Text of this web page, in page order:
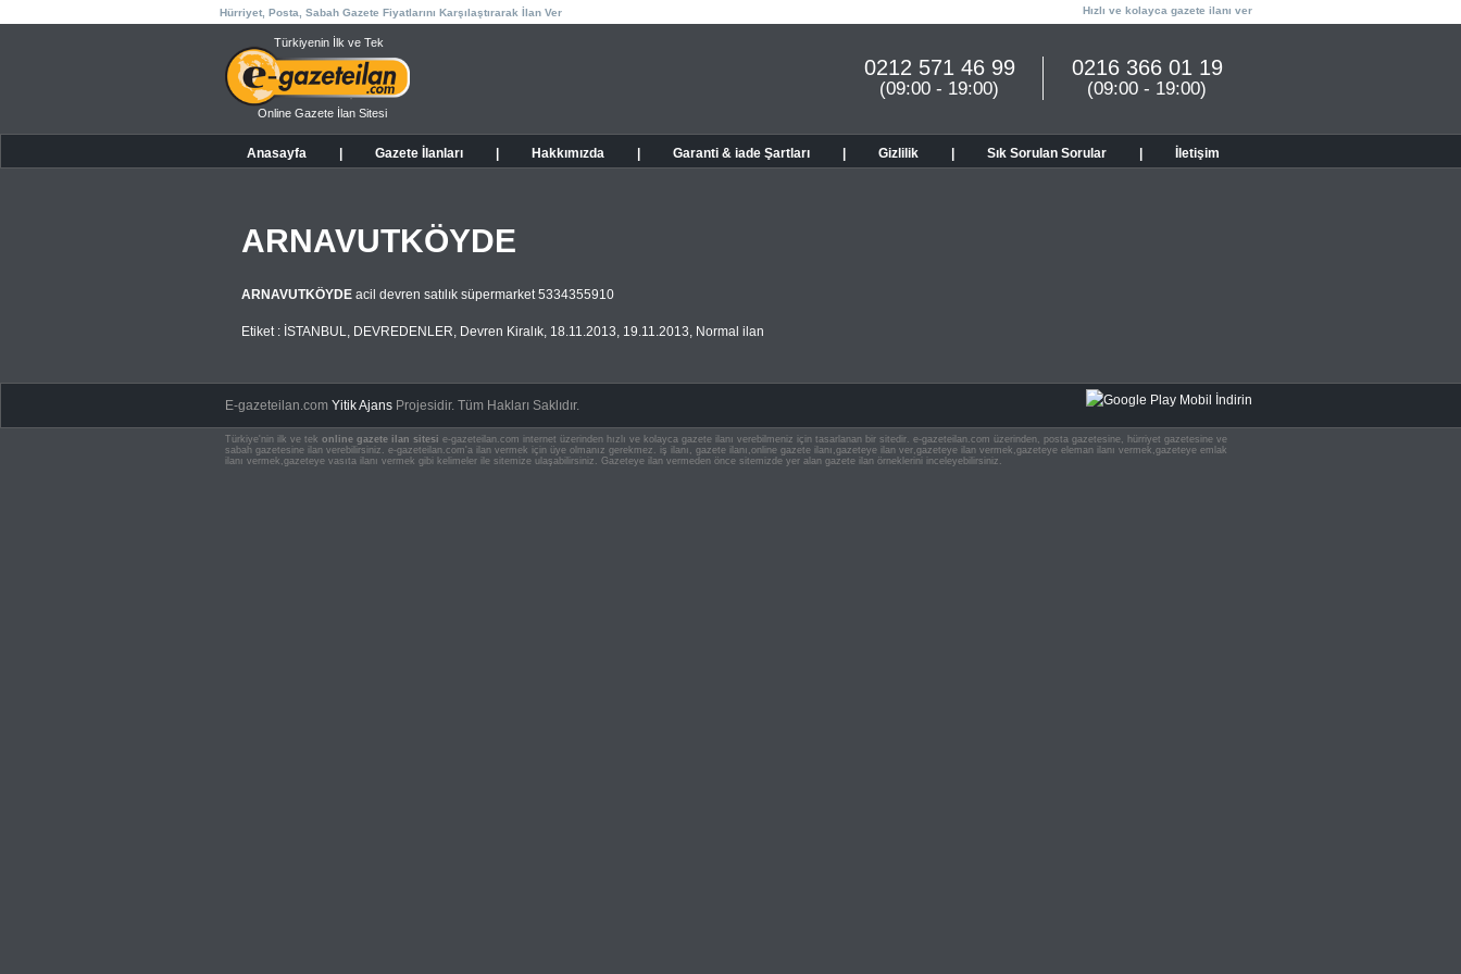
Hürriyet, Posta, Sabah Gazete Fiyatlarını Karşılaştırarak İlan Ver Hızlı ve kolayca gazete ilanı ver
Türkiyenin İlk ve Tek
Online Gazete İlan Sitesi
0216 366 01 19
(09:00 - 19:00)
0212 571 46 99
(09:00 - 19:00)
Anasayfa Gazete İlanları Hakkımızda Garanti & iade Şartları Gizlilik Sık Sorulan Sorular İletişim
ARNAVUTKÖYDE
ARNAVUTKÖYDE acil devren satılık süpermarket 5334355910
Etiket : İSTANBUL, DEVREDENLER, Devren Kiralık, 18.11.2013, 19.11.2013, Normal ilan
E-gazeteilan.comYitik Ajans Projesidir.Tüm Hakları Saklıdır.
Türkiye'nin ilk ve tek online gazete ilan sitesi e-gazeteilan.com internet üzerinden hızlı ve kolayca gazete ilanı verebilmeniz için tasarlanan bir sitedir. e-gazeteilan.com üzerinden, posta gazetesine, hürriyet gazetesine ve
sabah gazetesine ilan verebilirsiniz. e-gazeteilan.com'a ilan vermek için üye olmanız gerekmez. iş ilanı, gazete ilanı,online gazete ilanı,gazeteye ilan ver,gazeteye ilan vermek,gazeteye eleman ilanı vermek,gazeteye emlak
ilanı vermek,gazeteye vasıta ilanı vermek gibi kelimeler ile sitemize ulaşabilirsiniz. Gazeteye ilan vermeden önce sitemizde yer alan gazete ilan örneklerini inceleyebilirsiniz.